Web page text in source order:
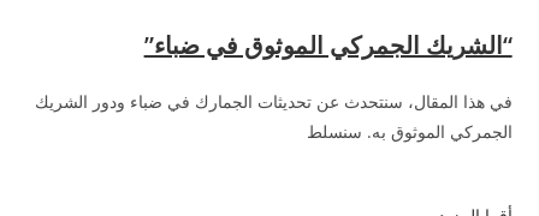
“الشريك الجمركي الموثوق في ضباء”
في هذا المقال، سنتحدث عن تحديثات الجمارك في ضباء ودور الشريك
الجمركي الموثوق به. سنسلط